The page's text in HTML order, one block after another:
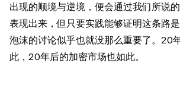
出现的顺境与逆境，便会通过我们所说
表现出来，但只要实践能够证明这条路
泡沫的讨论似乎也就没那么重要了。20
此，20年后的加密市场也如此。